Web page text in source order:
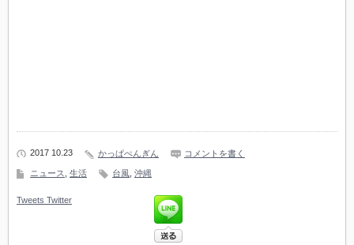
2017 10.23 かっぱぺんぎん コメントを書く
ニュース 生活 台風 沖縄
Tweets Twitter